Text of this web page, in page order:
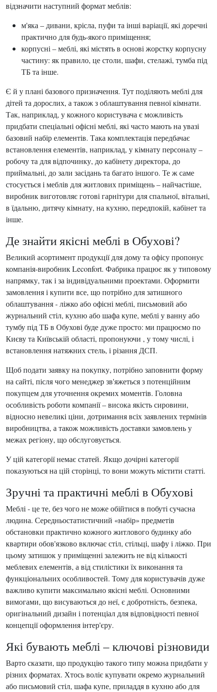
відзначити наступний формат меблів:
м'яка – дивани, крісла, пуфи та інші варіації, які доречні
практично для будь-якого приміщення;
корпусні – меблі, які містять в основі жорстку корпусну
частину: як правило, це столи, шафи, стелажі, тумба під
ТБ та інше.
Є й у плані базового призначення. Тут поділяють меблі для
дітей та дорослих, а також з облаштування певної кімнати.
Так, наприклад, у кожного користувача є можливість
придбати спеціальні офісні меблі, які часто мають на увазі
базовий набір елементів. Така комплектація передбачає
встановлення елементів, наприклад, у кімнату персоналу –
робочу та для відпочинку, до кабінету директора, до
приймальні, до зали засідань та багато іншого. Те ж саме
стосується і меблів для житлових приміщень – найчастіше,
виробник виготовляє готові гарнітури для спальної, вітальні,
в їдальню, дитячу кімнату, на кухню, передпокій, кабінет та
інше.
Де знайти якісні меблі в Обухові?
Великий асортимент продукції для дому та офісу пропонує
компанія-виробник Leconfort. Фабрика працює як у типовому
напрямку, так і за індивідуальними проектами. Оформити
замовлення і купити все, що потрібно для затишного
облаштування - ліжко або офісні меблі, письмовий або
журнальний стіл, кухню або шафа купе, меблі у ванну або
тумбу під ТБ в Обухові буде дуже просто: ми працюємо по
Києву та Київській області, пропонуючи , у тому числі, і
встановлення натяжних стель, і різання ДСП.
Щоб подати заявку на покупку, потрібно заповнити форму
на сайті, після чого менеджер зв'яжеться з потенційним
покупцем для уточнення окремих моментів. Головна
особливість роботи компанії – висока якість сировини,
відносно невеликі ціни, дотримання всіх заявлених термінів
виробництва, а також можливість доставки замовлень у
межах регіону, що обслуговується.
У цій категорії немає статей. Якщо дочірні категорії
показуються на цій сторінці, то вони можуть містити статті.
Зручні та практичні меблі в Обухові
Меблі - це те, без чого не може обійтися в побуті сучасна
людина. Середньостатистичний «набір» предметів
обстановки практично кожного житлового будинку або
квартири обов'язково включає стіл, стільці, шафу і ліжко. При
цьому затишок у приміщенні залежить не від кількості
меблевих елементів, а від стилістики їх виконання та
функціональних особливостей. Тому для користувачів дуже
важливо купити максимально якісні меблі. Основними
вимогами, що висуваються до неї, є добротність, безпека,
оригінальний дизайн і потенціал для відповідності певної
концепції оформлення інтер'єру.
Які бувають меблі – ключові різновиди
Варто сказати, що продукцію такого типу можна придбати у
різних форматах. Хтось воліє купувати окремо журнальний
або письмовий стіл, шафа купе, приладдя в кухню або для